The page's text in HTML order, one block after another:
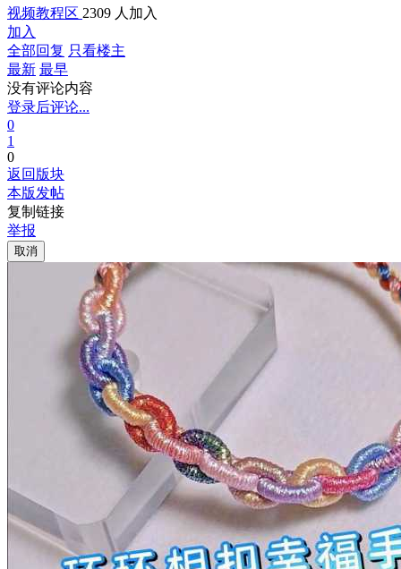
视频教程区 2309 人加入
加入
全部回复 只看楼主
最新 最早
没有评论内容
登录后评论...
0
1
0
返回版块
本版发帖
复制链接
举报
取消